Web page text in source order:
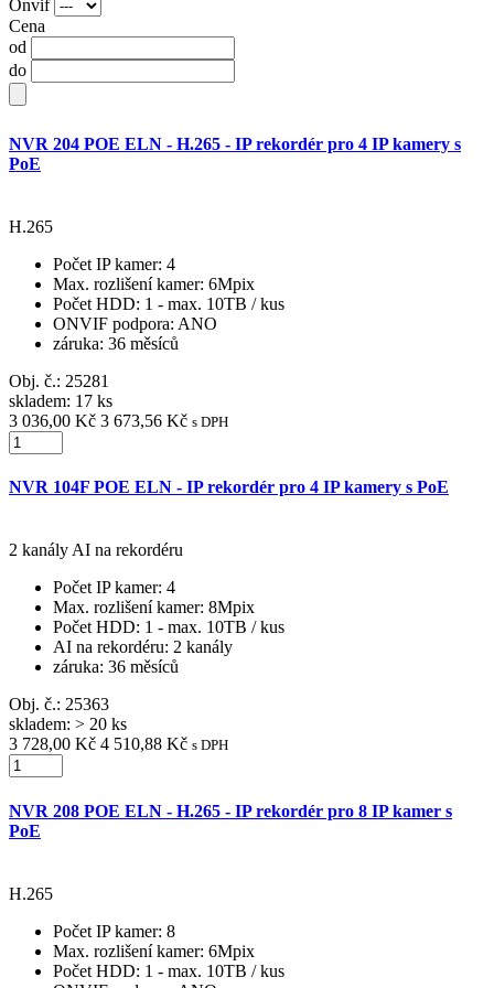
Onvif
Cena
od
do
NVR 204 POE ELN - H.265 - IP rekordér pro 4 IP kamery s
PoE
H.265
Počet IP kamer: 4
Max. rozlišení kamer: 6Mpix
Počet HDD: 1 - max. 10TB / kus
ONVIF podpora: ANO
záruka: 36 měsíců
Obj. č.: 25281
skladem: 17 ks
3 036,00 Kč 3 673,56 Kč s DPH
NVR 104F POE ELN - IP rekordér pro 4 IP kamery s PoE
2 kanály AI na rekordéru
Počet IP kamer: 4
Max. rozlišení kamer: 8Mpix
Počet HDD: 1 - max. 10TB / kus
AI na rekordéru: 2 kanály
záruka: 36 měsíců
Obj. č.: 25363
skladem: > 20 ks
3 728,00 Kč 4 510,88 Kč s DPH
NVR 208 POE ELN - H.265 - IP rekordér pro 8 IP kamer s
PoE
H.265
Počet IP kamer: 8
Max. rozlišení kamer: 6Mpix
Počet HDD: 1 - max. 10TB / kus